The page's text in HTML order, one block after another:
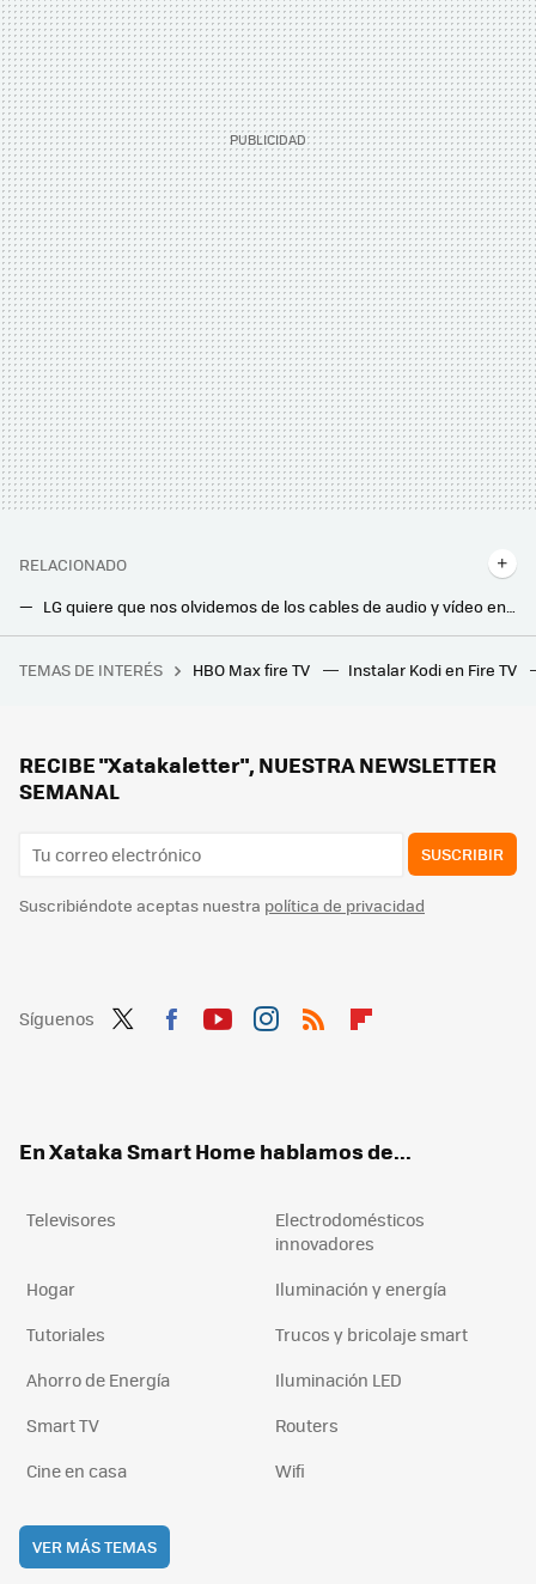
RELACIONADO
LG quiere que nos olvidemos de los cables de audio y vídeo en la tele: su nueva Smart TV OLED M se conecta de forma inalámbrica
En 2020, el teletexto triunfó tanto en una prisión de Pontevedra que la Audiencia Nacional tuvo que cambiar la ley de inmediato
TEMAS DE INTERÉS HBO Max fire TV Instalar Kodi en Fire TV
RECIBE "Xatakaletter", NUESTRA NEWSLETTER
SEMANAL
SUSCRIBIR
Suscribiéndote aceptas nuestra política de privacidad
Síguenos
En Xataka Smart Home hablamos de...
Televisores
Electrodomésticos
innovadores
Hogar
Iluminación y energía
Tutoriales
Trucos y bricolaje smart
Ahorro de Energía
Iluminación LED
Smart TV
Routers
Cine en casa
Wifi
VER MÁS TEMAS